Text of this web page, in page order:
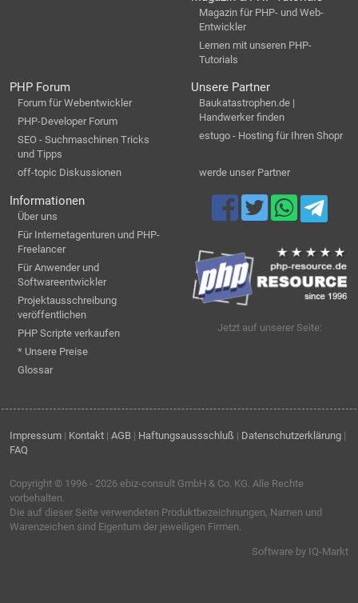
Magazin für PHP- und Web-
Entwickler
Lernen mit unseren PHP-
Tutorials
PHP Forum
Forum für Webentwickler
PHP-Developer Forum
SEO - Suchmaschinen Tricks
und Tipps
off-topic Diskussionen
Unsere Partner
Baukatastrophen.de |
Handwerker finden
estugo - Hosting für Ihren Shopr
werde unser Partner
Informationen
Über uns
Für Internetagenturen und PHP-
Freelancer
Für Anwender und
Softwareentwickler
Projektausschreibung
veröffentlichen
PHP Scripte verkaufen
* Unsere Preise
Glossar
Jetzt auf unserer Seite:
Impressum | Kontakt | AGB | Haftungsaussschluß | Datenschutzerklärung |
FAQ
Copyright © 1996 - 2026 ebiz-consult GmbH & Co. KG. Alle Rechte
vorbehalten.
Die auf dieser Seite verwendeten Produktbezeichnungen, Namen und
Warenzeichen sind Eigentum der jeweiligen Firmen.
Software by IQ-Markt